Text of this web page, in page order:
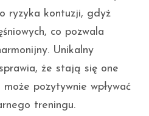
ryzyka kontuzji, gdyż
co pozwala
Unikalny
że stają się one
pozytywnie wpływać
treningu.